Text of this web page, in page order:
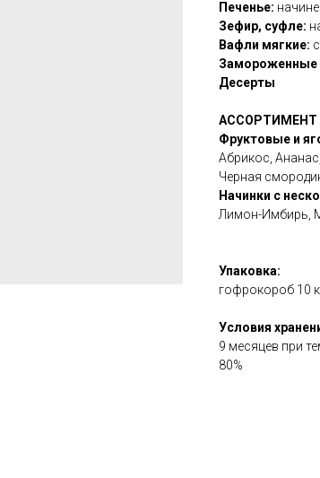
Печенье:
Зефир, суфле:
Вафли мягкие:
Замороженные
Десерты
АССОРТИМЕНТ
Фруктовые и
Абрикос,
Черная
Начинки с
Лимон-Имбирь,
Упаковка:
гофрокороб 10
Условия
9 месяцев при
80%